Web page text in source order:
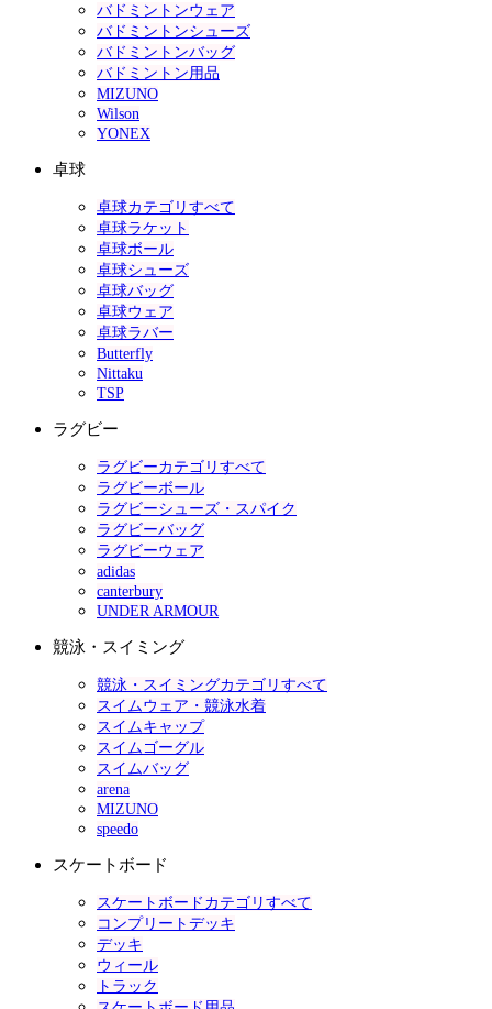
バドミントンウェア
バドミントンシューズ
バドミントンバッグ
バドミントン用品
MIZUNO
Wilson
YONEX
卓球
卓球カテゴリすべて
卓球ラケット
卓球ボール
卓球シューズ
卓球バッグ
卓球ウェア
卓球ラバー
Butterfly
Nittaku
TSP
ラグビー
ラグビーカテゴリすべて
ラグビーボール
ラグビーシューズ・スパイク
ラグビーバッグ
ラグビーウェア
adidas
canterbury
UNDER ARMOUR
競泳・スイミング
競泳・スイミングカテゴリすべて
スイムウェア・競泳水着
スイムキャップ
スイムゴーグル
スイムバッグ
arena
MIZUNO
speedo
スケートボード
スケートボードカテゴリすべて
コンプリートデッキ
デッキ
ウィール
トラック